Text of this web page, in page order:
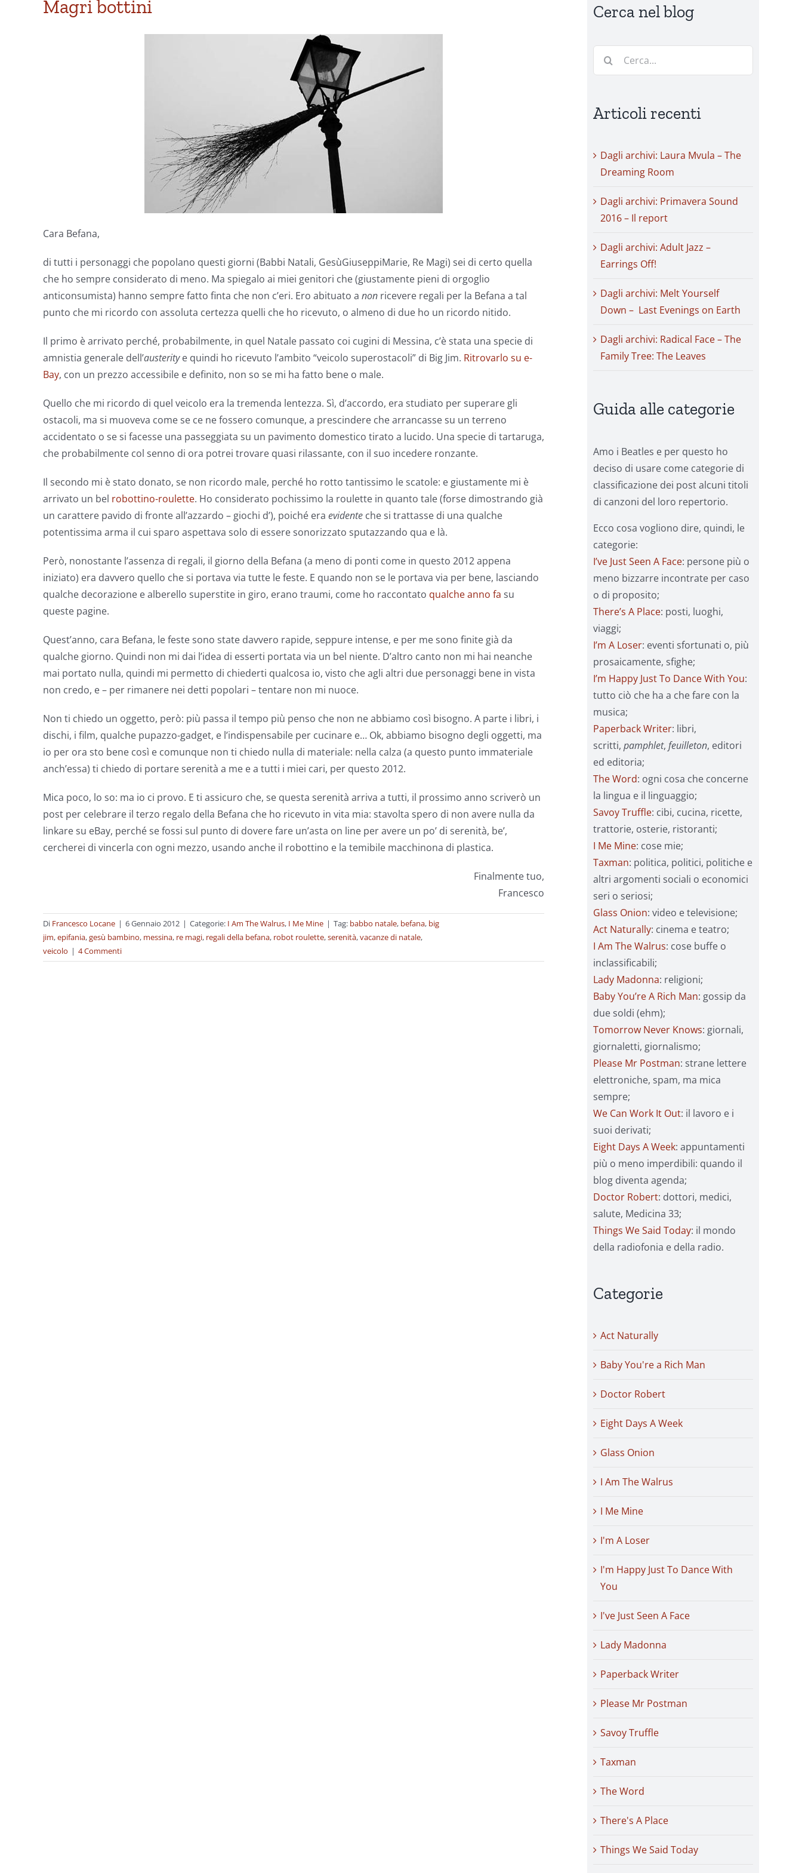
Magri bottini
Cara Befana,
di tutti i personaggi che popolano questi giorni (Babbi Natali, GesùGiuseppiMarie, Re Magi) sei di certo quella
che ho sempre considerato di meno. Ma spiegalo ai miei genitori che (giustamente pieni di orgoglio
anticonsumista) hanno sempre fatto finta che non c’eri. Ero abituato a non ricevere regali per la Befana a tal
punto che mi ricordo con assoluta certezza quelli che ho ricevuto, o almeno di due ho un ricordo nitido.
Il primo è arrivato perché, probabilmente, in quel Natale passato coi cugini di Messina, c’è stata una specie di
amnistia generale dell’austeritye quindi ho ricevuto l’ambito “veicolo superostacoli” di Big Jim. Ritrovarlo su e-
Bay, con un prezzo accessibile e definito, non so se mi ha fatto bene o male.
Quello che mi ricordo di quel veicolo era la tremenda lentezza. Sì, d’accordo, era studiato per superare gli
ostacoli, ma si muoveva come se ce ne fossero comunque, a prescindere che arrancasse su un terreno
accidentato o se si facesse una passeggiata su un pavimento domestico tirato a lucido. Una specie di tartaruga,
che probabilmente col senno di ora potrei trovare quasi rilassante, con il suo incedere ronzante.
Il secondo mi è stato donato, se non ricordo male, perché ho rotto tantissimo le scatole: e giustamente mi è
arrivato un bel robottino-roulette. Ho considerato pochissimo la roulette in quanto tale (forse dimostrando già
un carattere pavido di fronte all’azzardo – giochi d’), poiché era evidente che si trattasse di una qualche
potentissima arma il cui sparo aspettava solo di essere sonorizzato sputazzando qua e là.
Però, nonostante l’assenza di regali, il giorno della Befana (a meno di ponti come in questo 2012 appena
iniziato) era davvero quello che si portava via tutte le feste. E quando non se le portava via per bene, lasciando
qualche decorazione e alberello superstite in giro, erano traumi, come ho raccontato qualche anno fa su
queste pagine.
Quest’anno, cara Befana, le feste sono state davvero rapide, seppure intense, e per me sono finite già da
qualche giorno. Quindi non mi dai l’idea di esserti portata via un bel niente. D’altro canto non mi hai neanche
mai portato nulla, quindi mi permetto di chiederti qualcosa io, visto che agli altri due personaggi bene in vista
non credo, e – per rimanere nei detti popolari – tentare non mi nuoce.
Non ti chiedo un oggetto, però: più passa il tempo più penso che non ne abbiamo così bisogno. A parte i libri, i
dischi, i film, qualche pupazzo-gadget, e l’indispensabile per cucinare e… Ok, abbiamo bisogno degli oggetti, ma
io per ora sto bene così e comunque non ti chiedo nulla di materiale: nella calza (a questo punto immateriale
anch’essa) ti chiedo di portare serenità a me e a tutti i miei cari, per questo 2012.
Mica poco, lo so: ma io ci provo. E ti assicuro che, se questa serenità arriva a tutti, il prossimo anno scriverò un
post per celebrare il terzo regalo della Befana che ho ricevuto in vita mia: stavolta spero di non avere nulla da
linkare su eBay, perché se fossi sul punto di dovere fare un’asta on line per avere un po’ di serenità, be’,
cercherei di vincerla con ogni mezzo, usando anche il robottino e la temibile macchinona di plastica.
Finalmente tuo,
Francesco
Di Francesco Locane | 6 Gennaio 2012 | Categorie: I Am The Walrus, I Me Mine | Tag: babbo natale, befana, big
jim,epifania,gesù bambino, messina, re magi, regali della befana, robot roulette,serenità,vacanze di natale,
veicolo | 4 Commenti
Cerca nel blog
Cerca
Articoli recenti
Dagli archivi: Laura Mvula – The
Dreaming Room
Dagli archivi: Primavera Sound
2016 – Il report
Dagli archivi: Adult Jazz –
Earrings Off!
Dagli archivi: Melt Yourself
Down – Last Evenings on Earth
Dagli archivi: Radical Face – The
Family Tree: The Leaves
Guida alle categorie
Amo i Beatles e per questo ho
deciso di usare come categorie di
classificazione dei post alcuni titoli
di canzoni del loro repertorio.
Ecco cosa vogliono dire, quindi, le
categorie:
I’ve Just Seen A Face: persone più o
meno bizzarre incontrate per caso
o di proposito;
There’s A Place: posti, luoghi,
viaggi;
I’m A Loser: eventi sfortunati o, più
prosaicamente, sfighe;
I’m Happy Just To Dance With You:
tutto ciò che ha a che fare con la
musica;
Paperback Writer: libri,
scritti, pamphlet, feuilleton, editori
ed editoria;
The Word: ogni cosa che concerne
la lingua e il linguaggio;
Savoy Truffle: cibi, cucina, ricette,
trattorie, osterie, ristoranti;
I Me Mine: cose mie;
Taxman: politica, politici, politiche e
altri argomenti sociali o economici
seri o seriosi;
Glass Onion: video e televisione;
Act Naturally: cinema e teatro;
I Am The Walrus: cose buffe o
inclassificabili;
Lady Madonna: religioni;
Baby You’re A Rich Man: gossip da
due soldi (ehm);
Tomorrow Never Knows: giornali,
giornaletti, giornalismo;
Please Mr Postman: strane lettere
elettroniche, spam, ma mica
sempre;
We Can Work It Out: il lavoro e i
suoi derivati;
Eight Days A Week: appuntamenti
più o meno imperdibili: quando il
blog diventa agenda;
Doctor Robert: dottori, medici,
salute, Medicina 33;
Things We Said Today: il mondo
della radiofonia e della radio.
Categorie
Act Naturally
Baby You're a Rich Man
Doctor Robert
Eight Days A Week
Glass Onion
I Am The Walrus
I Me Mine
I'm A Loser
I'm Happy Just To Dance With
You
I've Just Seen A Face
Lady Madonna
Paperback Writer
Please Mr Postman
Savoy Truffle
Taxman
The Word
There's A Place
Things We Said Today